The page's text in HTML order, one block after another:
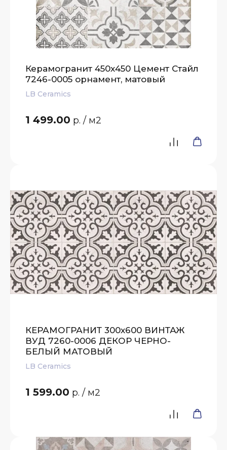
Керамогранит 450х450 Цемент Стайл
7246-0005 орнамент, матовый
LB Ceramics
1 499.00 р. / м2
КЕРАМОГРАНИТ 300х600 ВИНТАЖ
ВУД 7260-0006 ДЕКОР ЧЕРНО-
БЕЛЫЙ МАТОВЫЙ
LB Ceramics
1 599.00 р. / м2